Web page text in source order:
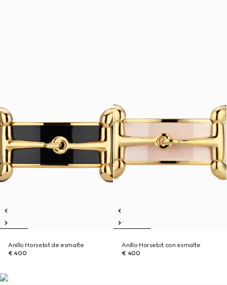
Anillo Horsebit de esmalte
€ 400
Anillo Horsebit con esmalte
€ 400